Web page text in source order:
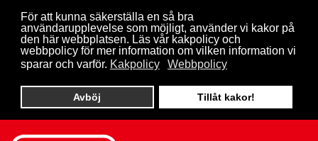
För att kunna säkerställa en så bra
användarupplevelse som möjligt, använder vi kakor på
den här webbplatsen. Läs vår kakpolicy och
webbpolicy för mer information om vilken information vi
sparar och varför. Kakpolicy Webbpolicy
Avböj Tillåt kakor!
Skip to main content